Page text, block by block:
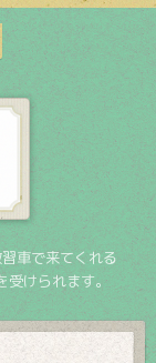
車で来てくれる
受けられます。